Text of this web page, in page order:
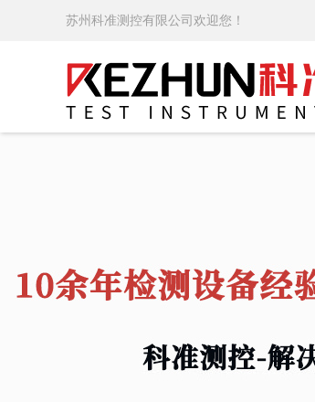
苏州科准测控有限公司欢迎您！